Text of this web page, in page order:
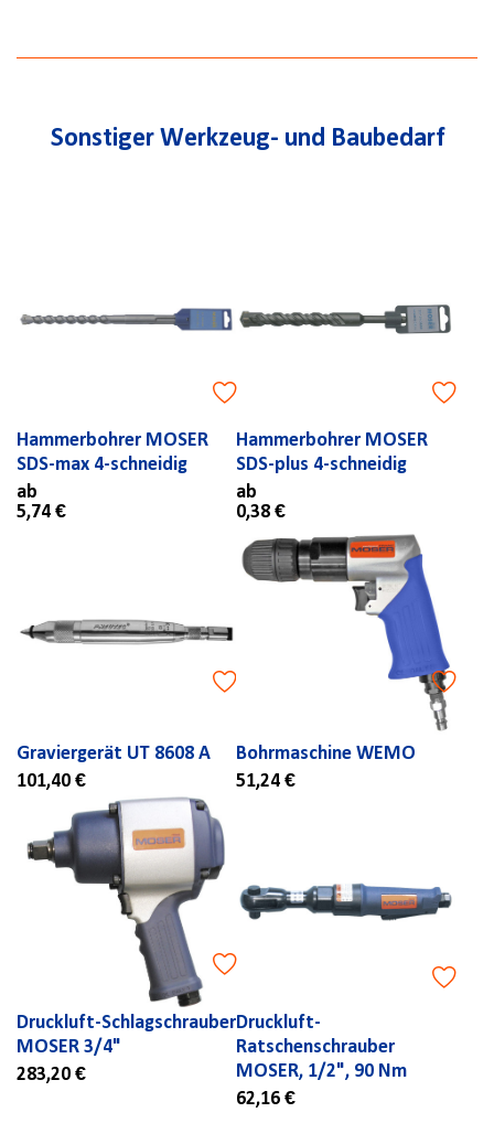
Sonstiger Werkzeug- und Baubedarf
Hammerbohrer MOSER
SDS-max 4-schneidig
ab
5,74 €
Hammerbohrer MOSER
SDS-plus 4-schneidig
ab
0,38 €
Graviergerät UT 8608 A
101,40 €
Bohrmaschine WEMO
51,24 €
Druckluft-Schlagschrauber
MOSER 3/4"
283,20 €
Druckluft-
Ratschenschrauber
MOSER, 1/2", 90 Nm
62,16 €